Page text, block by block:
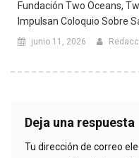
Fundación Two Oceans,
Impulsan Coloquio Sobre
junio 11, 2026
Deja una respuesta
Tu dirección de correo